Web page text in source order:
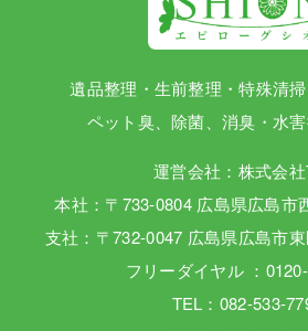
遺品整理・生前整理・特殊清
ペット臭、除菌、消臭・水
運営会社：株式会
本社：〒733-0804 広島県広島市
支社：〒732-0047 広島県広島市
フリーダイヤル ：
TEL：082-533-